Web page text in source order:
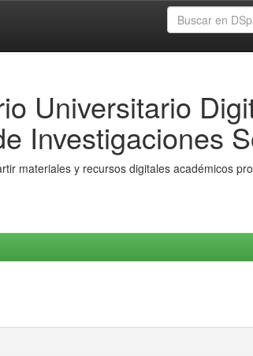
Universitario
Investigaciones
materiales y recursos digitales académicos